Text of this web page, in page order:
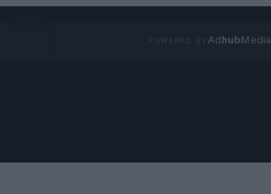
AdhubMedia